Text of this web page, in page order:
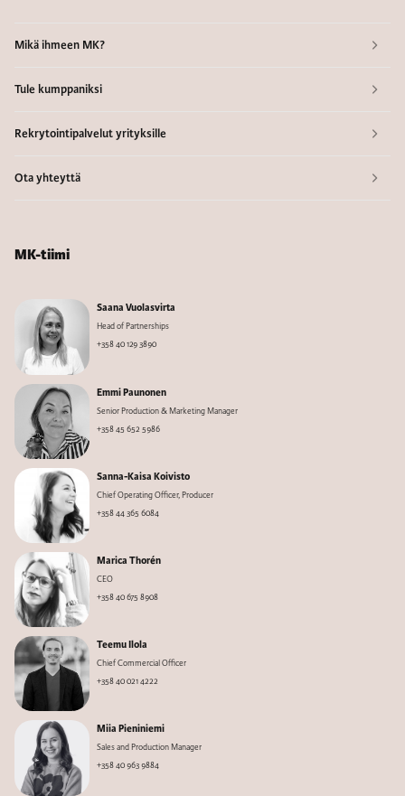
Mikä ihmeen MK?
Tule kumppaniksi
Rekrytointipalvelut yrityksille
Ota yhteyttä
MK-tiimi
Saana Vuolasvirta
Head of Partnerships
+358 40 129 3890
Emmi Paunonen
Senior Production & Marketing Manager
+358 45 652 5986
Sanna-Kaisa Koivisto
Chief Operating Officer, Producer
+358 44 365 6084
Marica Thorén
CEO
+358 40 675 8908
Teemu Ilola
Chief Commercial Officer
+358 40 021 4222
Miia Pieniniemi
Sales and Production Manager
+358 40 963 9884